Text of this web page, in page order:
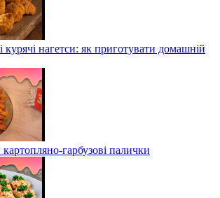
курячі нагетси: як приготувати домашній
гарбузові палички